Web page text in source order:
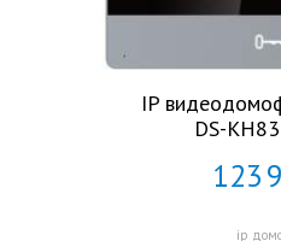
IP
DS-
123
ip